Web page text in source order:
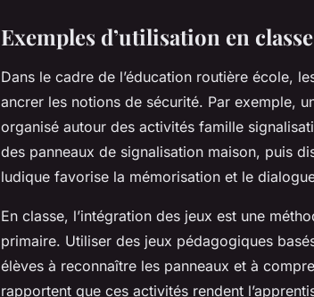
Exemples d’utilisation en
Dans le cadre de l’éducation routière école,
ancrer les notions de sécurité. Par exemple,
organisé autour des activités famille
des panneaux de signalisation maison, puis
ludique favorise la mémorisation et le
En classe, l’intégration des jeux est une
primaire. Utiliser des jeux pédagogiques
élèves à reconnaître les panneaux et à
rapportent que ces activités rendent